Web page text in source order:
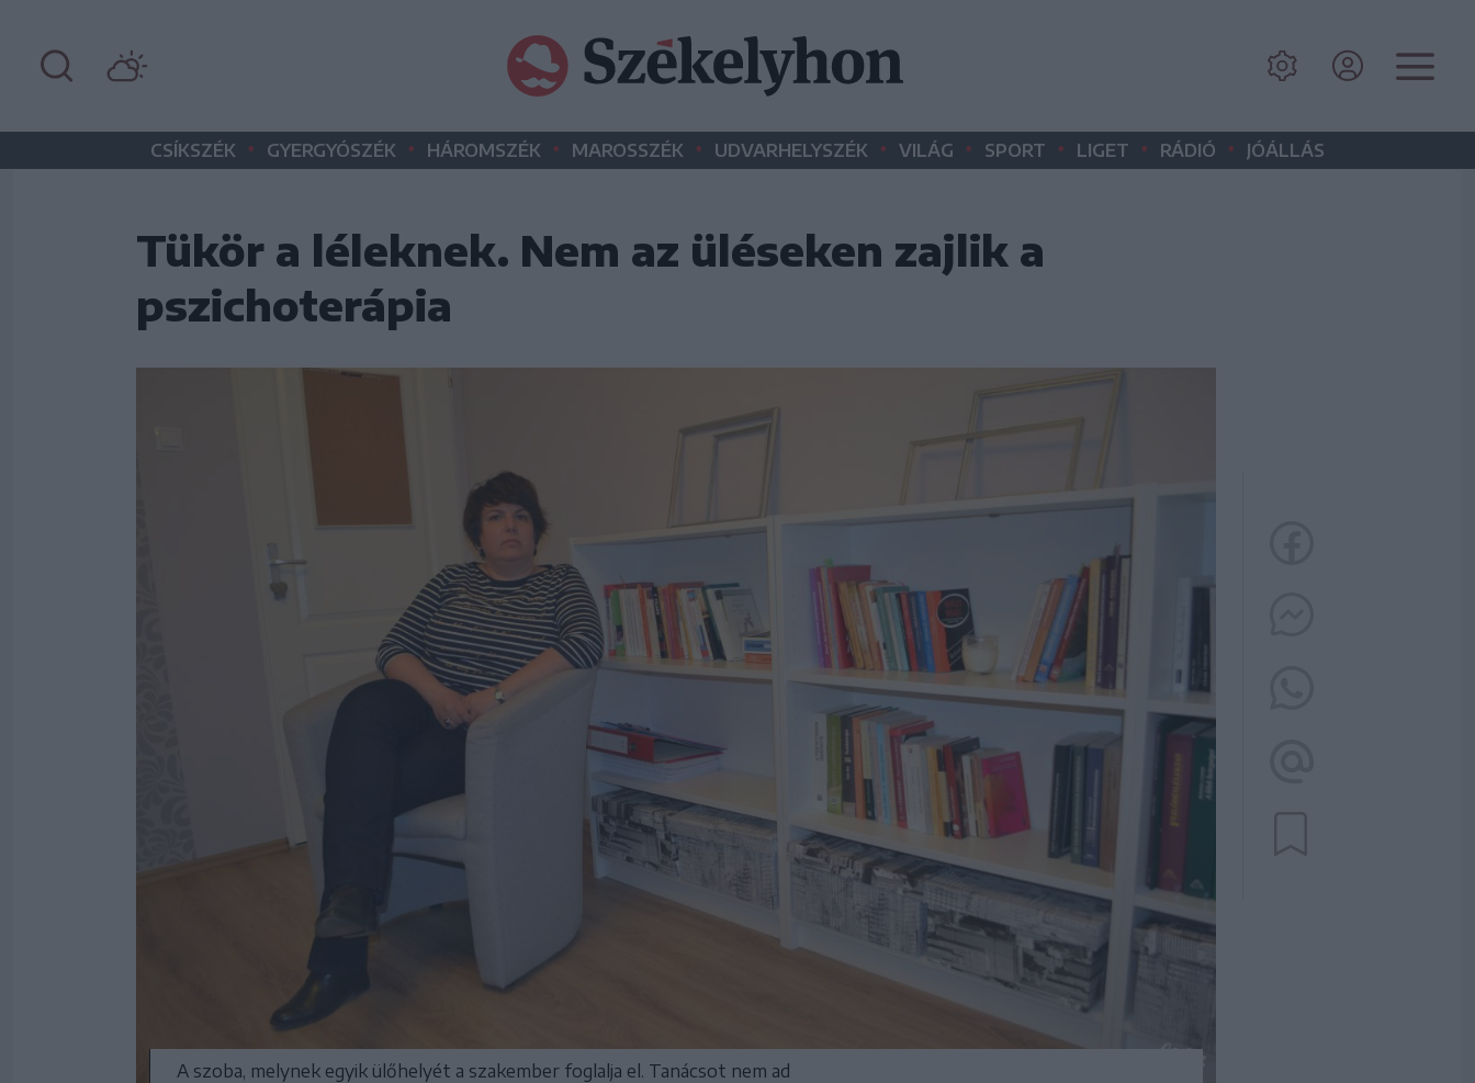
CSÍKSZÉK • GYERGYÓSZÉK • HÁROMSZÉK • MAROSSZÉK • UDVARHELYSZÉK • VILÁG • SPORT • LIGET • RÁDIÓ • JÓÁLLÁS
Tükör a léleknek. Nem az üléseken zajlik a
pszichoterápia
A szoba, melynek egyik ülőhelyét a szakember foglalja el. Tanácsot nem ad